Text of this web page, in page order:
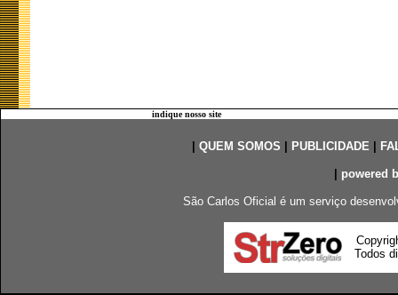
indique nosso site
QUEM SOMOS PUBLICIDADE|
powered
São Carlos Oficial é um serviço
Todos